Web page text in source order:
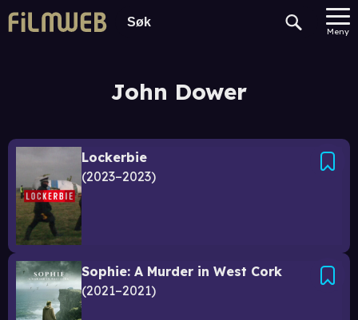
Meny
John Dower
Lockerbie
2023–2023
Sophie: A Murder in West Cork
2021–2021